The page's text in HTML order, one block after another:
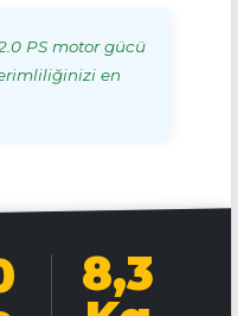
PS motor gücü
en
8,3